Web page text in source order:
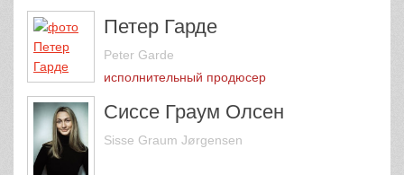
Петер Гарде
Peter Garde
исполнительный продюсер
Сиссе Граум Олсен
Sisse Graum Jørgensen